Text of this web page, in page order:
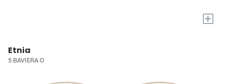
+
Etnia
5 BAVIERA O